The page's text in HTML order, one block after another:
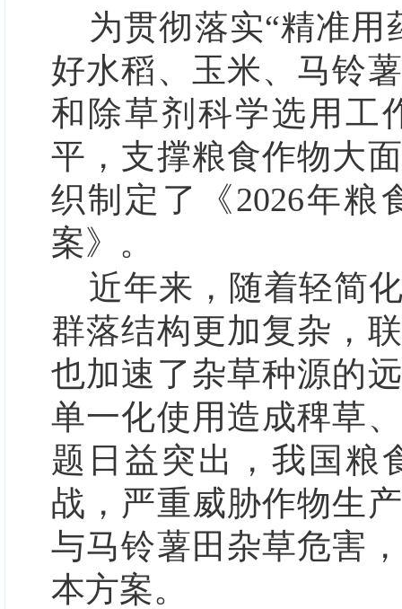
为贯彻落实“精准
好水稻、玉米、马铃
和除草剂科学选用工
平，支撑粮食作物大
织制定了
《2026年粮
案》 。
近年来，随着轻简
群落结构更加复杂，
也加速了杂草种源的
单一化使用造成稗草
题日益突出，我国粮
战，严重威胁作物生
与马铃薯田杂草危害
本方案。